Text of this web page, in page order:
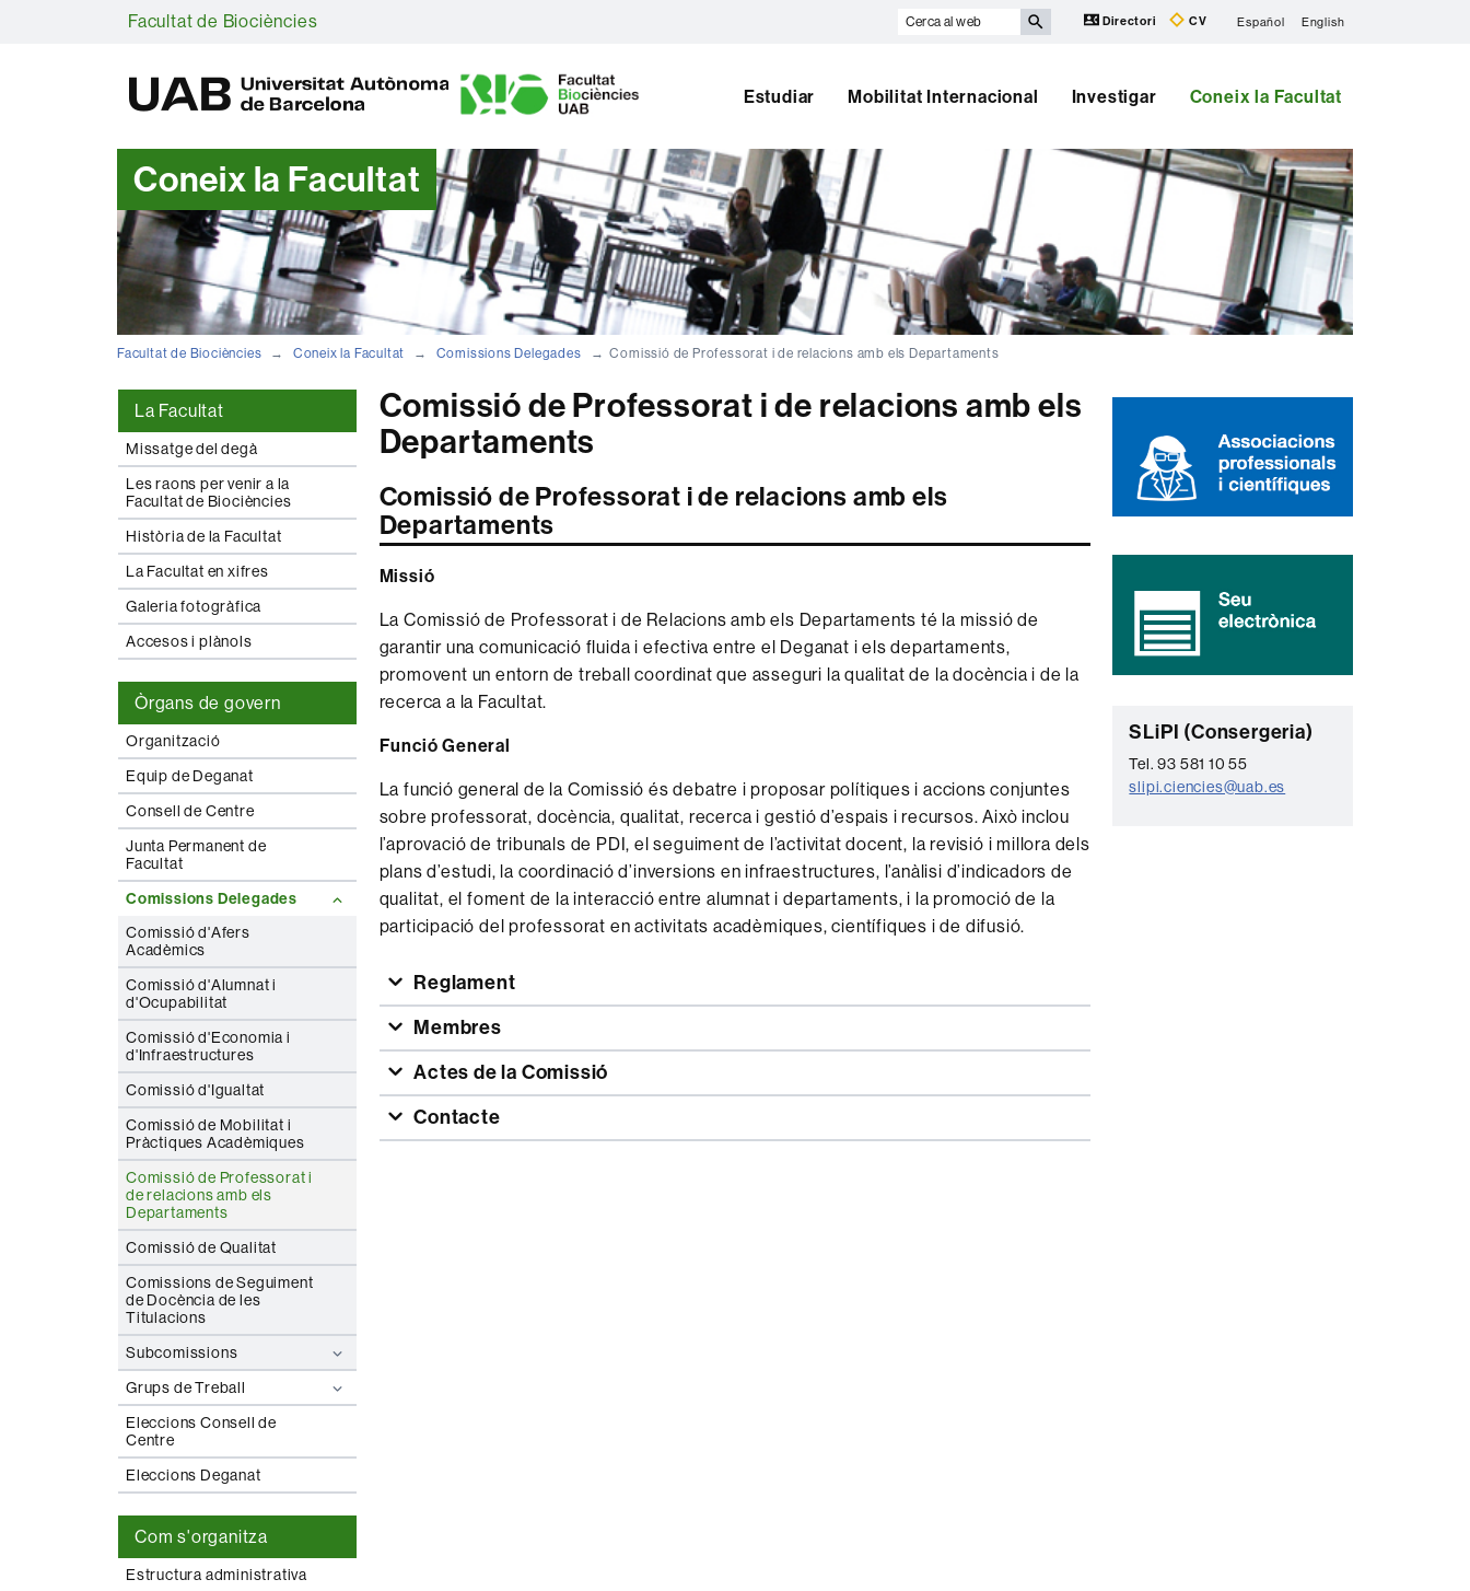
Facultat de Biociències
Cerca
Directori CV Español English
A
B
Estudiar Mobilitat Internacional Investigar Coneix la Facultat
Coneix la Facultat
Facultat de Biociències Coneix la Facultat Comissions Delegades Comissió de Professorat i de relacions amb els Departaments
La Facultat
Missatge del degà
Les raons per venir a la
Facultat de Biociències
Història de la Facultat
La Facultat en xifres
Galeria fotogràfica
Accesos i plànols
Òrgans de govern
Organització
Equip de Deganat
Consell de Centre
Junta Permanent de
Facultat
Comissions Delegades
Comissió d'Afers
Acadèmics
Comissió d'Alumnat i
d'Ocupabilitat
Comissió d'Economia i
d'Infraestructures
Comissió d'Igualtat
Comissió de Mobilitat i
Pràctiques Acadèmiques
Comissió de Professorat i
de relacions amb els
Departaments
Comissió de Qualitat
Comissions de Seguiment
de Docència de les
Titulacions
Subcomissions
Grups de Treball
Eleccions Consell de
Centre
Eleccions Deganat
Com s'organitza
Estructura administrativa
Comissió de Professorat i de relacions amb els
Departaments
Comissió de Professorat i de relacions amb els
Departaments
Missió
La Comissió de Professorat i de Relacions amb els Departaments té la missió de
garantir una comunicació fluida i efectiva entre el Deganat i els departaments,
promovent un entorn de treball coordinat que asseguri la qualitat de la docència i de la
recerca a la Facultat.
Funció General
La funció general de la Comissió és debatre i proposar polítiques i accions conjuntes
sobre professorat, docència, qualitat, recerca i gestió d’espais i recursos. Això inclou
l’aprovació de tribunals de PDI, el seguiment de l’activitat docent, la revisió i millora dels
plans d’estudi, la coordinació d’inversions en infraestructures, l’anàlisi d’indicadors de
qualitat, el foment de la interacció entre alumnat i departaments, i la promoció de la
participació del professorat en activitats acadèmiques, científiques i de difusió.
Reglament
Membres
Actes de la Comissió
Contacte
Informació
complementària
C
o
n
SLiPI (Consergeria)
Tel. 93 581 10 55
slipi.ciencies@uab.es